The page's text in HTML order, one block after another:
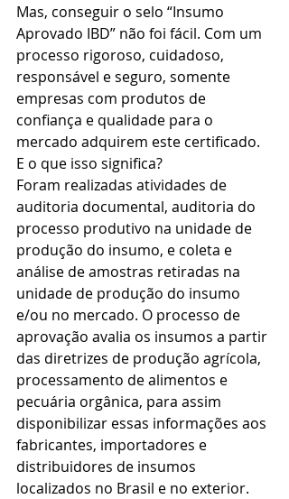
Mas, conseguir o selo “Insumo
Aprovado IBD” não foi fácil. Com um
processo rigoroso, cuidadoso,
responsável e seguro, somente
empresas com produtos de
confiança e qualidade para o
mercado adquirem este certificado.
E o que isso significa?
Foram realizadas atividades de
auditoria documental, auditoria do
processo produtivo na unidade de
produção do insumo, e coleta e
análise de amostras retiradas na
unidade de produção do insumo
e/ou no mercado. O processo de
aprovação avalia os insumos a partir
das diretrizes de produção agrícola,
processamento de alimentos e
pecuária orgânica, para assim
disponibilizar essas informações aos
fabricantes, importadores e
distribuidores de insumos
localizados no Brasil e no exterior.